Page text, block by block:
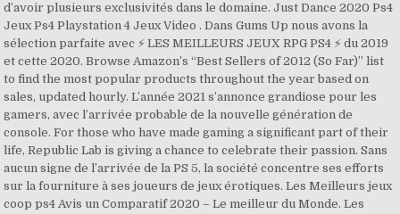
d’avoir plusieurs exclusivités dans le domaine. Just Dance 2020 Ps4
Jeux Ps4 Playstation 4 Jeux Video . Dans Gums Up nous avons la
sélection parfaite avec ⚡️ LES MEILLEURS JEUX RPG PS4 ⚡️ du 2019
et cette 2020. Browse Amazon’s “Best Sellers of 2012 (So Far)” list
to find the most popular products throughout the year based on
sales, updated hourly. L’année 2021 s’annonce grandiose pour les
gamers, avec l’arrivée probable de la nouvelle génération de
console. For those who have made gaming a significant part of their
life, Republic Lab is giving a chance to celebrate their passion. Sans
aucun signe de l’arrivée de la PS 5, la société concentre ses efforts
sur la fourniture à ses joueurs de jeux érotiques. Les Meilleurs jeux
coop ps4 Avis un Comparatif 2020 – Le meilleur du Monde. Les